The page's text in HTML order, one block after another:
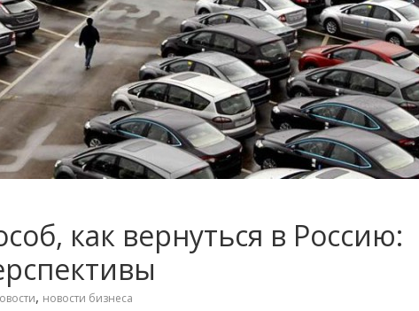
как вернуться в Россию:
, новости бизнеса